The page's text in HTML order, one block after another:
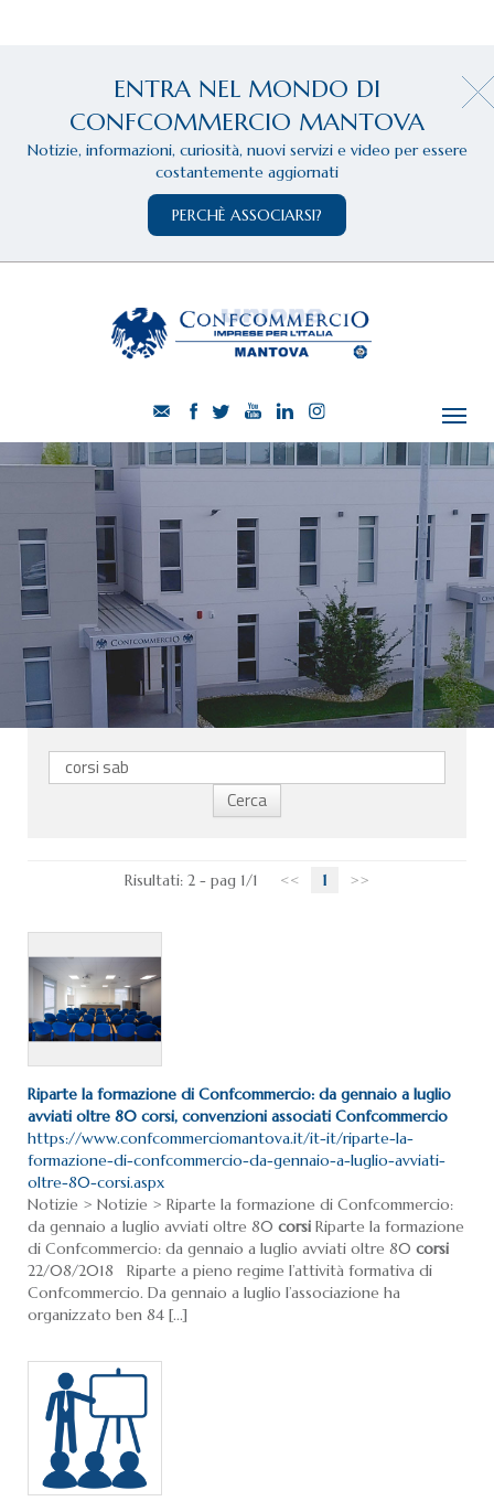
ENTRA NEL MONDO DI
CONFCOMMERCIO MANTOVA
Notizie, informazioni, curiosità, nuovi servizi e video per essere
costantemente aggiornati
PERCHÈ ASSOCIARSI?
CHI SIAMO
SERVIZI
CATEGORIE
DELEGAZIONI
ATTIVITÀ STORICHE
PERIODICO
PERCHÉ ASSOCIARSI?
DOVE SIAMO
Risultati: 2 - pag 1/1 << 1 >>
Riparte la formazione di Confcommercio: da gennaio a luglio
avviati oltre 80 corsi, convenzioni associati Confcommercio
https://www.confcommerciomantova.it/it-it/riparte-la-
formazione-di-confcommercio-da-gennaio-a-luglio-avviati-
oltre-80-corsi.aspx
Notizie > Notizie > Riparte la formazione di Confcommercio:
da gennaio a luglio avviati oltre 80 corsi Riparte la formazione
di Confcommercio: da gennaio a luglio avviati oltre 80 corsi
22/08/2018 Riparte a pieno regime l’attività formativa di
Confcommercio. Da gennaio a luglio l’associazione ha
organizzato ben 84 [...]